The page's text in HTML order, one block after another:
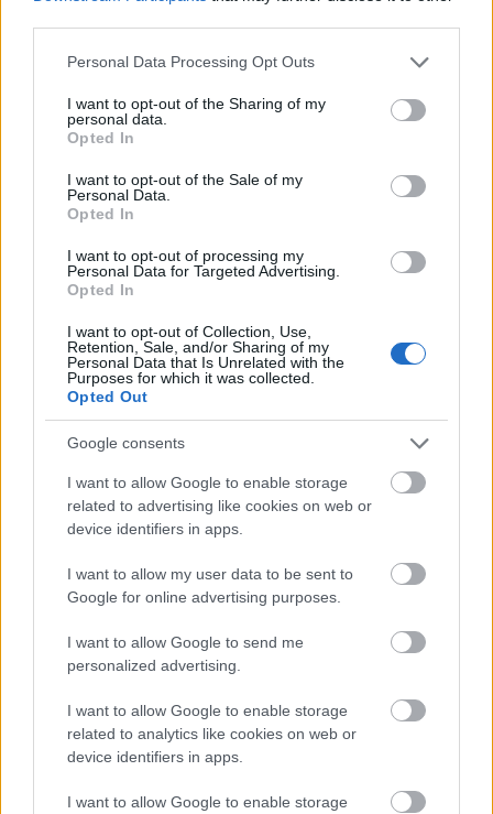
Please note that this website/app uses one or more Google
not limited to your visit or usage behaviour. You may click to
grant or deny consent to Google and its third-party tags to
use your data for below specified purposes in below Google
consent section.
Personal Data Processing Opt Outs
I want to opt-out of the Sharing of my
personal data.
Opted In
I want to opt-out of the Sale of my
Personal Data.
Opted In
I want to opt-out of processing my
Personal Data for Targeted Advertising.
Opted In
I want to opt-out of Collection, Use,
Retention, Sale, and/or Sharing of my
Personal Data that Is Unrelated with the
Purposes for which it was collected.
Opted Out
Google consents
I want to allow Google to enable storage
related to advertising like cookies on web or
device identifiers in apps.
I want to allow my user data to be sent to
Google for online advertising purposes.
I want to allow Google to send me
personalized advertising.
I want to allow Google to enable storage
related to analytics like cookies on web or
device identifiers in apps.
I want to allow Google to enable storage
Gazdasági összeomlásra számít Trump
Iránban
HÍREK 2 órája
Öt év alatt megduplázódott a spanyol
tengerparti ingatlanok bérleti díja
oda, új településeket foglaltak el az
oroszok
HÍREK 11 órája